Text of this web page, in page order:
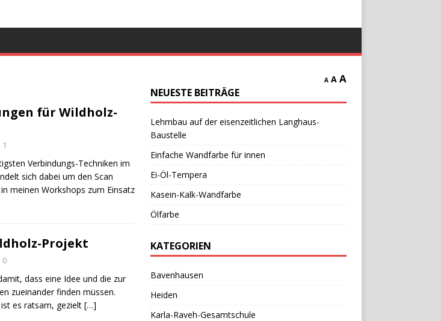
für Wildholz-
1
Verbindungs-Techniken im
sich dabei um den Scan
meinen Workshops zum Einsatz
Projekt
0
dass eine Idee und die zur
zueinander finden müssen.
es ratsam, gezielt […]
A A A
NEUESTE BEITRÄGE
Lehmbau auf der eisenzeitlichen Langhaus-
Baustelle
Einfache Wandfarbe für innen
Ei-Öl-Tempera
Kasein-Kalk-Wandfarbe
Ölfarbe
KATEGORIEN
Bavenhausen
Heiden
Karla-Raveh-Gesamtschule